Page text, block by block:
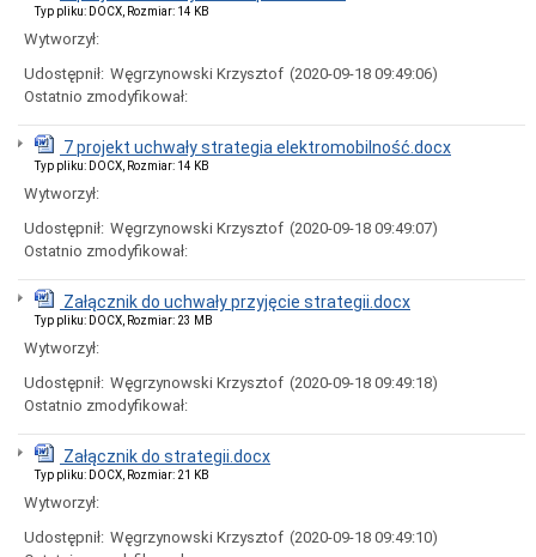
głosowań
Harmonogram
prac
Rady
Rada
Miejska
2018-
2023
Rada
Miejska
2018
Młodzieżowa
Rada
Miasta
Rada
Miejska
2014
Rada
Miejska
2006-
Urząd
Typ pliku: DOCX, Rozmiar: 14 KB
Wytworzył:
Udostępnił: Węgrzynowski Krzysztof (2020-09-18 09:49:06)
Ostatnio zmodyfikował:
7 projekt uchwały strategia elektromobilność.docx
Typ pliku: DOCX, Rozmiar: 14 KB
Wytworzył:
Udostępnił: Węgrzynowski Krzysztof (2020-09-18 09:49:07)
Ostatnio zmodyfikował:
Załącznik do uchwały przyjęcie strategii.docx
Typ pliku: DOCX, Rozmiar: 23 MB
Wytworzył:
Udostępnił: Węgrzynowski Krzysztof (2020-09-18 09:49:18)
Ostatnio zmodyfikował:
Załącznik do strategii.docx
Typ pliku: DOCX, Rozmiar: 21 KB
Wytworzył:
Udostępnił: Węgrzynowski Krzysztof (2020-09-18 09:49:10)